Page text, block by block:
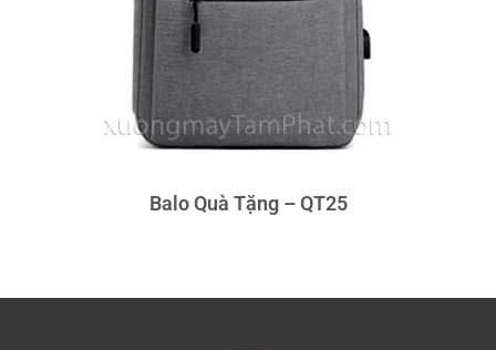
Balo Quà Tặng – QT25